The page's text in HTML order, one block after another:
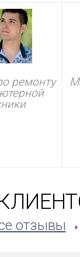
ремонту
отзывы